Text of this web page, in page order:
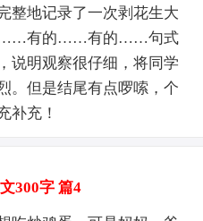
整地记录了一次剥花生大
……有的……有的……句式
说明观察很仔细，将同学
。但是结尾有点啰嗦，个
补充！
300字 篇4